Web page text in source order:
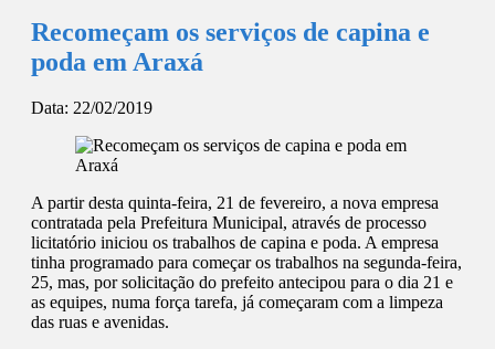
Recomeçam os serviços de capina e
poda em Araxá
Data: 22/02/2019
A partir desta quinta-feira, 21 de fevereiro, a nova empresa
contratada pela Prefeitura Municipal, através de processo
licitatório iniciou os trabalhos de capina e poda. A empresa
tinha programado para começar os trabalhos na segunda-feira,
25, mas, por solicitação do prefeito antecipou para o dia 21 e
as equipes, numa força tarefa, já começaram com a limpeza
das ruas e avenidas.